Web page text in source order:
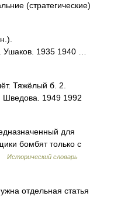
(стратегические)
1935 1940 …
Тяжёлый б. 2.
Шведова. 1949 1992
для
бомбят только с
Исторический словарь
отдельная статья